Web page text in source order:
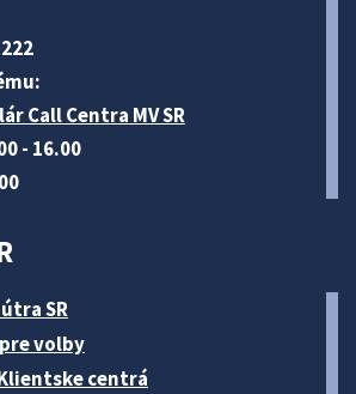
Call Centra MV SR
- 16.00
SR
volby
centrá